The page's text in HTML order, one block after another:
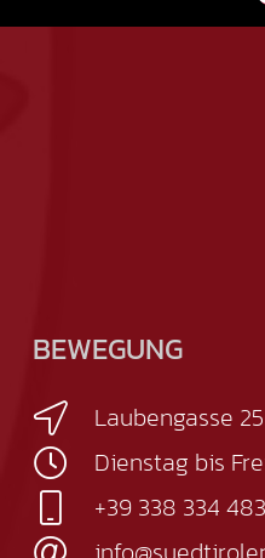
BEWEGUNG
Laubengasse
Dienstag bis
+39 338 334